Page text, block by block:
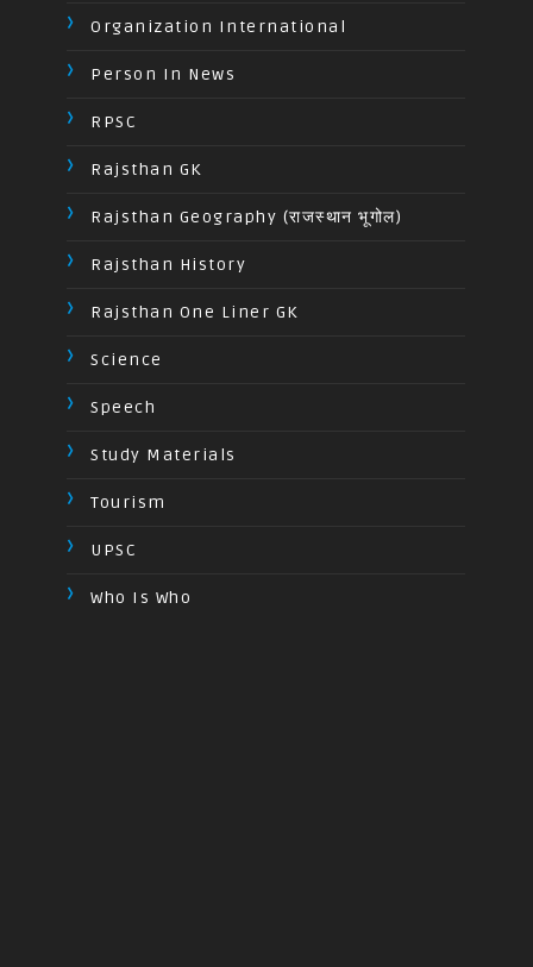
Organization International
Person In News
RPSC
Rajsthan GK
Rajsthan Geography (राजस्थान भूगोल)
Rajsthan History
Rajsthan One Liner GK
Science
Speech
Study Materials
Tourism
UPSC
Who Is Who